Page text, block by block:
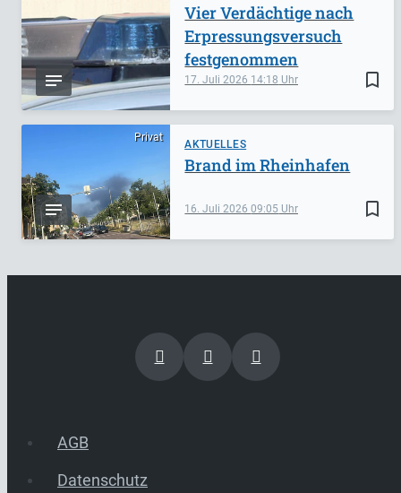
bookmark_border
17. Juli 2026 14:18
Vier Verdächtige nach
Erpressungsversuch
festgenommen
Privat
AKTUELLES
bookmark_border
16. Juli 202609:05
Brand im Rheinhafen
AGB
Datenschutz